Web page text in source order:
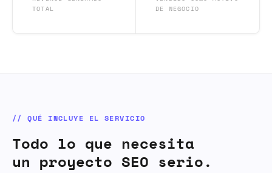
TOTAL
DE NEGOCIO
// QUÉ INCLUYE EL SERVICIO
Todo lo que necesita
un proyecto SEO serio.